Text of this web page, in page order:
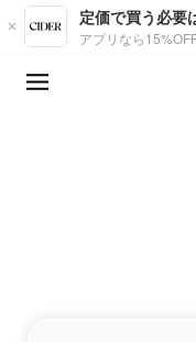
Skip to main content
定価で買う必要
アプリなら